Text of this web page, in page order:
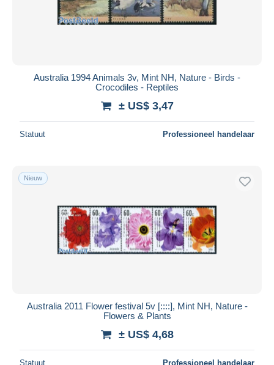
Australia 1994 Animals 3v, Mint NH, Nature - Birds -
Crocodiles - Reptiles
± US$ 3,47
Statuut Professioneel handelaar
Nieuw
Australia 2011 Flower festival 5v [::::], Mint NH, Nature -
Flowers & Plants
± US$ 4,68
Statuut Professioneel handelaar